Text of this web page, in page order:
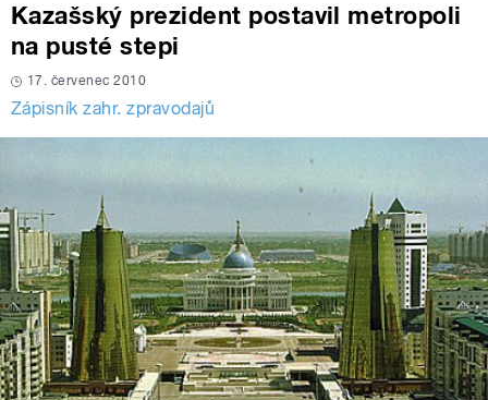
Kazašský prezident postavil metropoli
na pusté stepi
17. červenec 2010
Zápisník zahr. zpravodajů